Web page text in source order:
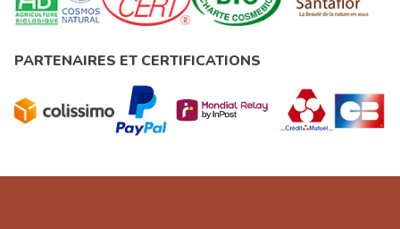
PARTENAIRES ET CERTIFICATIONS